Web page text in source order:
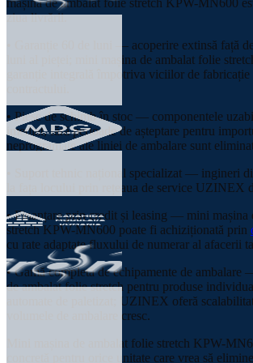
mașina de ambalat folie stretch KPW-MN600
ziua livrării.
• Garanție 60 de luni — acoperire extinsă față
luni al pieței; mini mașina de ambalat folie
garanție integrală împotriva viciilor de fabricație
• Piese de schimb în stoc — componentele
imediat, fără perioade de așteptare pentru
neprogramate ale liniei de ambalare sunt
• Suport tehnic național specializat — ingineri
la fața locului prin rețeaua de service UZINEX
• Finanțare prin credit și leasing — mini mașina
stretch KPW-MN600 poate fi achiziționată prin
cu rate adaptate fluxului de numerar al afacerii
• Gamă completă de echipamente de ambalare
de ambalat folie stretch pentru produse
automate de paletizat; UZINEX oferă
volumele de ambalare cresc.
Mini mașina de ambalat folie stretch KPW-
concretă pentru orice unitate care vrea să